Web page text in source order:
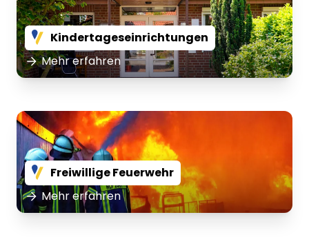
Kindertageseinrichtungen
Mehr erfahren
Freiwillige Feuerwehr
Mehr erfahren